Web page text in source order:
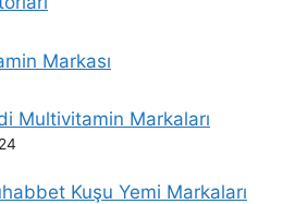
Markası
Multivitamin Markaları
Kuşu Yemi Markaları